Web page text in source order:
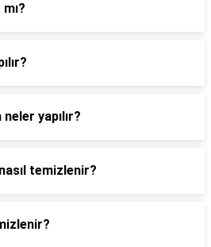
neler yapılır?
temizlenir?